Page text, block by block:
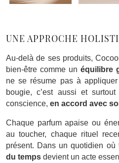
UNE APPROCHE
Au-delà de ses produits,
bien-être comme un équilibre
ne se résume pas à
bougie, c’est aussi et
conscience, en accord avec
Chaque parfum apaise ou
au toucher, chaque rituel
présent. Dans un quotidien où
du temps devient un acte